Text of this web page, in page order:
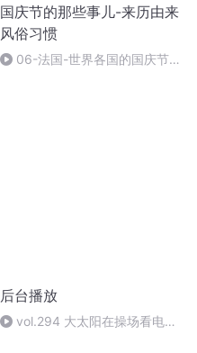
国庆节的那些事儿-来历由来
风俗习惯
06-法国-世界各国的国庆节-
后台播放
vol.294 大太阳在操场看电子